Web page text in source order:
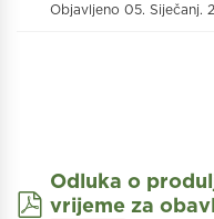
Objavljeno 05. Siječanj.
pdf
Odluka o
vrijeme za